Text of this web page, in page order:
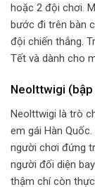
hoặc 2 đội chơi.
bước đi trên bàn
đội chiến thắng.
Tết và dành cho
Neolttwigi (bập
Neolttwigi là trò
em gái Hàn
người chơi đứng
người đối diện
thậm chí còn